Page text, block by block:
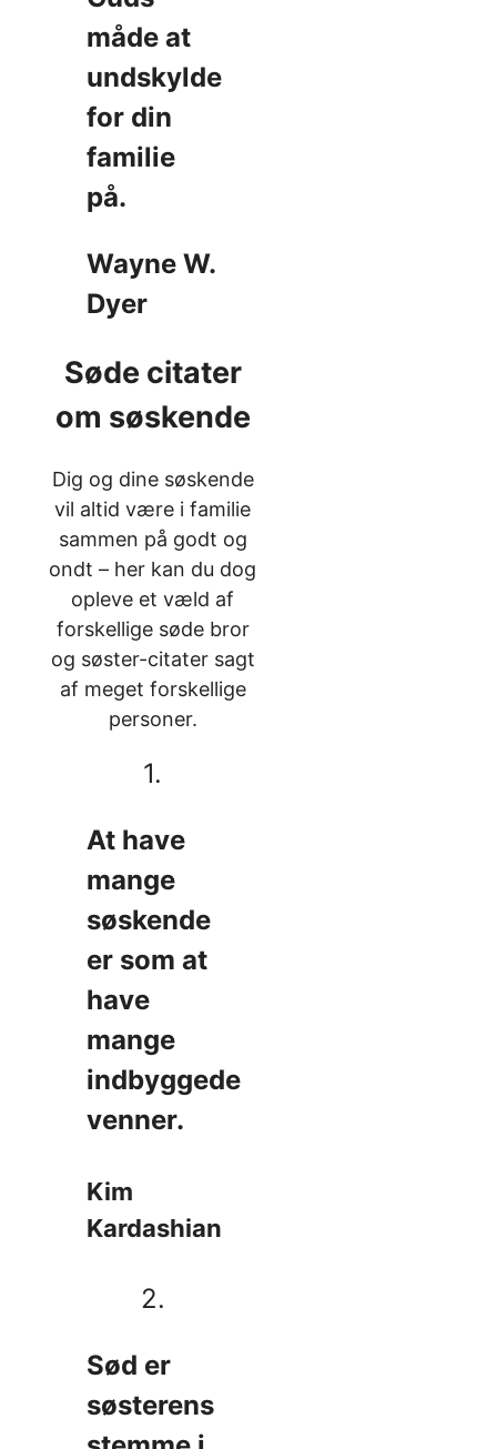
måde at
undskylde
for din
familie
på.
Wayne W.
Dyer
Søde citater
om søskende
Dig og dine søskende
vil altid være i familie
sammen på godt og
ondt – her kan du dog
opleve et væld af
forskellige søde bror
og søster-citater sagt
af meget forskellige
personer.
1.
At have
mange
søskende
er som at
have
mange
indbyggede
venner.
Kim
Kardashian
2.
Sød er
søsterens